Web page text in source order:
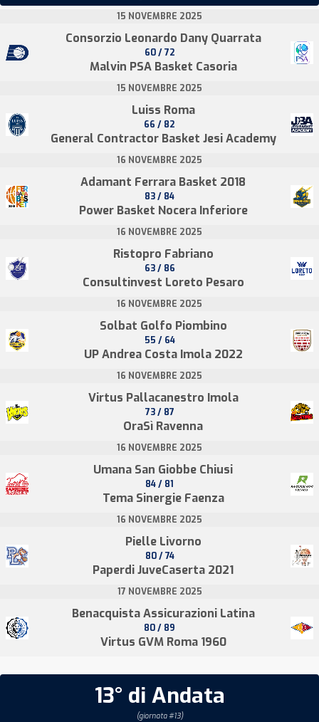
15 NOVEMBRE 2025
Consorzio Leonardo Dany Quarrata
60 / 72
Malvin PSA Basket Casoria
15 NOVEMBRE 2025
Luiss Roma
66 / 82
General Contractor Basket Jesi Academy
16 NOVEMBRE 2025
Adamant Ferrara Basket 2018
83 / 84
Power Basket Nocera Inferiore
16 NOVEMBRE 2025
Ristopro Fabriano
63 / 86
Consultinvest Loreto Pesaro
16 NOVEMBRE 2025
Solbat Golfo Piombino
55 / 64
UP Andrea Costa Imola 2022
16 NOVEMBRE 2025
Virtus Pallacanestro Imola
73 / 87
OraSì Ravenna
16 NOVEMBRE 2025
Umana San Giobbe Chiusi
84 / 81
Tema Sinergie Faenza
16 NOVEMBRE 2025
Pielle Livorno
80 / 74
Paperdi JuveCaserta 2021
17 NOVEMBRE 2025
Benacquista Assicurazioni Latina
80 / 89
Virtus GVM Roma 1960
13° di Andata
(giornata #13)